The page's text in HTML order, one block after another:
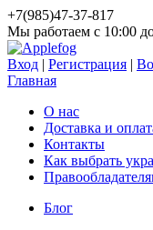
+7(985)47-37-817
Мы работаем c 10:00
Вход | Регистрация |
Главная
О нас
Доставка и
Контакты
Как выбрать
Блог